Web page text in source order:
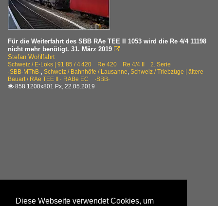
Für die Weiterfahrt des SBB RAe TEE II 1053 wird die Re 4/4 11198
nicht mehr benötigt. 31. März 2019 
Stefan Wohlfahrt
Schweiz / E-Loks | 91 85 / 4 420 Re 420 Re 4/4 II 2. Serie
·SBB·MThB·, Schweiz / Bahnhöfe / Lausanne, Schweiz / Triebzüge | ältere
Bauart / RAe TEE II · RABe EC ·SBB·
 858 1200x801 Px, 22.05.2019
Diese Webseite verwendet Cookies, um